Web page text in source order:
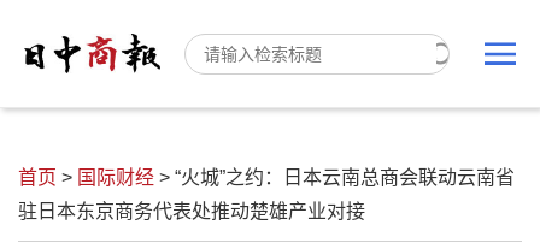
首页 > 国际财经 > “火城”之约：日本云南总商会联动云南省
驻日本东京商务代表处推动楚雄产业对接